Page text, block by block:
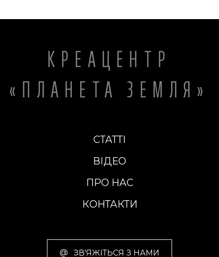
КРЕАЦЕНТР
«ПЛАНЕТА ЗЕМЛЯ»
СТАТТІ
ВІДЕО
ПРО НАС
КОНТАКТИ
@ ЗВ'ЯЖІТЬСЯ З НАМИ